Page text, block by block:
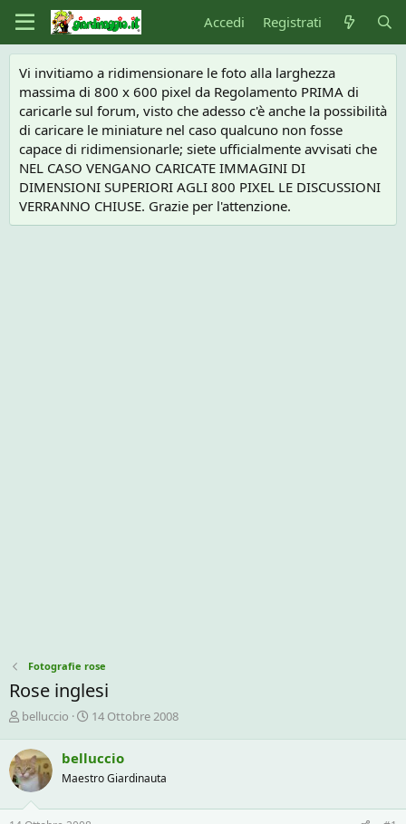
Accedi Registrati
Vi invitiamo a ridimensionare le foto alla larghezza
massima di 800 x 600 pixel da Regolamento PRIMA di
caricarle sul forum, visto che adesso c'è anche la possibilità
di caricare le miniature nel caso qualcuno non fosse
capace di ridimensionarle; siete ufficialmente avvisati che
NEL CASO VENGANO CARICATE IMMAGINI DI
DIMENSIONI SUPERIORI AGLI 800 PIXEL LE DISCUSSIONI
VERRANNO CHIUSE. Grazie per l'attenzione.
Fotografie rose
Rose inglesi
C
e
a
t
o
r
belluccio
D
a
d
i
14 Ottobre 2008
belluccio
Maestro Giardinauta